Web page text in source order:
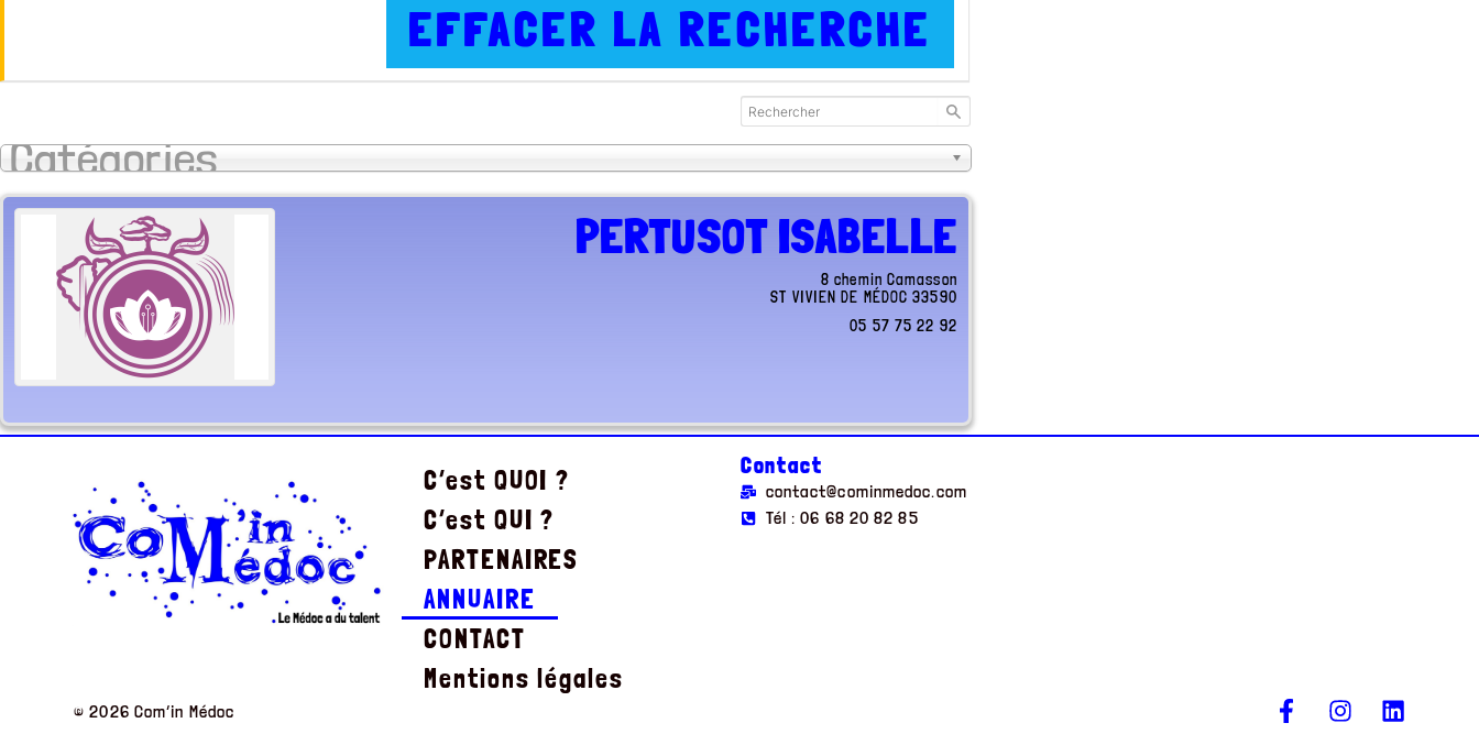
EFFACER LA RECHERCHE
Catégories
PERTUSOT ISABELLE
8 chemin Camasson
ST VIVIEN DE MÉDOC 33590
05 57 75 22 92
C’est QUOI ?
C’est QUI ?
PARTENAIRES
ANNUAIRE
CONTACT
Mentions légales
Contact
contact@cominmedoc.com
Tél : 06 68 20 82 85
© 2026 Com’in Médoc